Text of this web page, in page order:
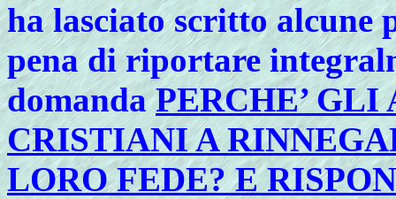
ha lasciato scritto alcune
pena di riportare
domandaPERCHE’ GLI
CRISTIANI A
LORO FEDE? E